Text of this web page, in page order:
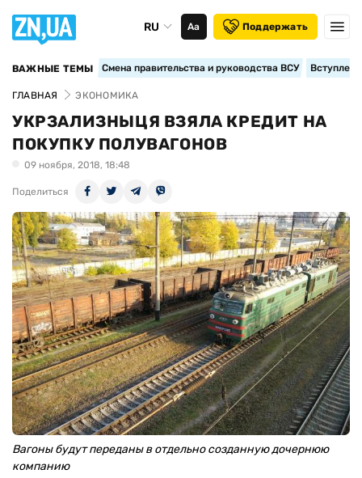
RU Аа Поддержать
ВАЖНЫЕ ТЕМЫ Смена правительства и руководства ВСУ
ГЛАВНАЯ ЭКОНОМИКА
УКРЗАЛИЗНЫЦЯ ВЗЯЛА КРЕДИТ НА
ПОКУПКУ ПОЛУВАГОНОВ
09 ноября, 2018, 18:48
Поделиться
Вагоны будут переданы в отдельно созданную дочернюю
компанию